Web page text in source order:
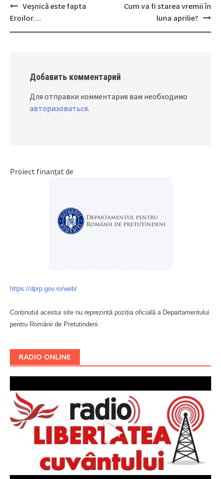
Post
navigation
Veșnică este fapta
Eroilor…
Cum va fi starea vremii în
luna aprilie?
Добавить комментарий
Для отправки комментария вам необходимо
авторизоваться.
Proiect finanțat de
https://dprp.gov.ro/web/
Conținutul acestui site nu reprezintă poziția oficială a Departamentului
pentru Românii de Pretutindeni.
RADIO ONLINE